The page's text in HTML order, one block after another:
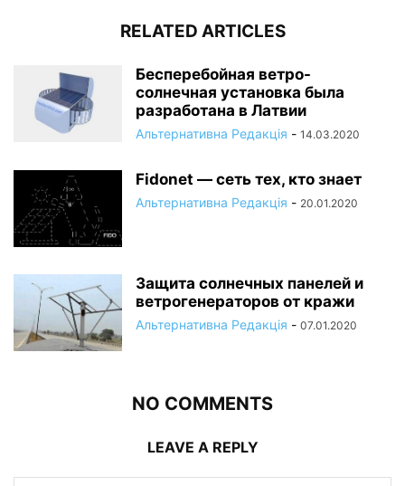
RELATED ARTICLES
Бесперебойная ветро-
солнечная установка была
разработана в Латвии
Альтернативна Редакція - 14.03.2020
Fidonet — сеть тех, кто знает
Альтернативна Редакція - 20.01.2020
Защита солнечных панелей и
ветрогенераторов от кражи
Альтернативна Редакція - 07.01.2020
NO COMMENTS
LEAVE A REPLY